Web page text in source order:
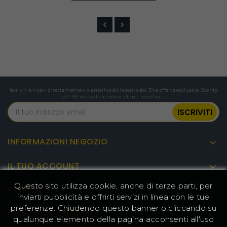
IL TUO ACCOUNT 
PRODOTTI 
LA NOSTRA AZIENDA 
INFORMAZIONI NEGOZIO 
Iscriviti e ricevi direttamente via email codici sconto del 3% e offerte esclusive. Sconto
del 4% riservato ai nuovi utenti registrati.
Questo sito utilizza cookie, anche di terze parti, per
inviarti pubblicità e offrirti servizi in linea con le tue
preferenze. Chiudendo questo banner o cliccando su
qualunque elemento della pagina acconsenti all'uso